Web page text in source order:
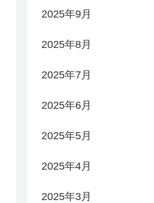
2025年9月
2025年8月
2025年7月
2025年6月
2025年5月
2025年4月
2025年3月